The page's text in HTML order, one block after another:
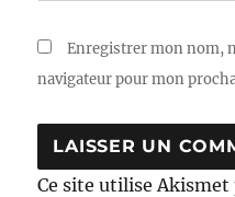
Enregistrer mon nom,
navigateur pour mon
Ce site utilise